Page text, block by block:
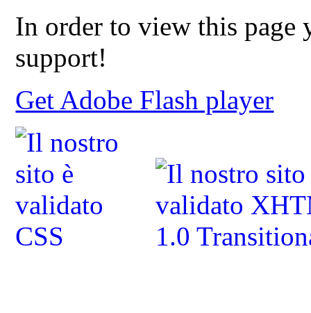
In order to view this page
support!
Get Adobe Flash player